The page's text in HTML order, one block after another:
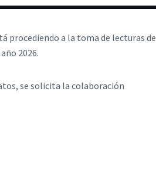
procediendo a la toma de lecturas de
2026.
se solicita la colaboración